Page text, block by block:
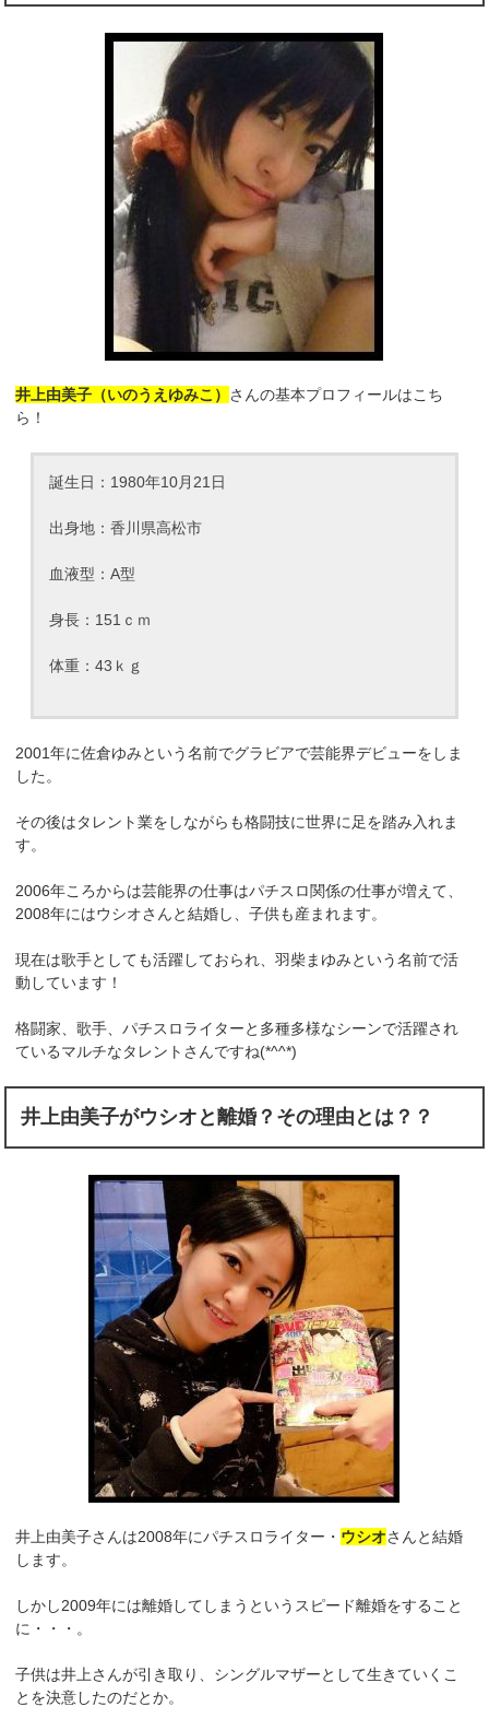
井上由美子（いのうえゆみこ） さんの基本プロフィールはこち
ら！
誕生日：1980年10月21日
出身地：香川県高松市
血液型：A型
身長：151ｃｍ
体重：43ｋｇ
2001年に佐倉ゆみという名前でグラビアで芸能界デビューをしま
した。
その後はタレント業をしながらも格闘技に世界に足を踏み入れま
す。
2006年ころからは芸能界の仕事はパチスロ関係の仕事が増えて、
2008年にはウシオさんと結婚し、子供も産まれます。
現在は歌手としても活躍しておられ、羽柴まゆみという名前で活
動しています！
格闘家、歌手、パチスロライターと多種多様なシーンで活躍され
ているマルチなタレントさんですね(*^^*)
井上由美子がウシオと離婚？その理由とは？？
井上由美子さんは2008年にパチスロライター・ ウシオさんと結婚
します。
しかし2009年には離婚してしまうというスピード離婚をすること
に・・・。
子供は井上さんが引き取り、シングルマザーとして生きていくこ
とを決意したのだとか。